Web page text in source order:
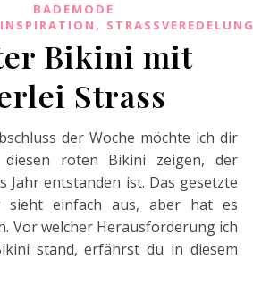
BADEMODE
, STRASSVEREDELUNG
Bikini mit
Strass
der Woche möchte ich dir
diesen roten Bikini zeigen, der
Jahr entstanden ist. Das gesetzte
sieht einfach aus, aber hat es
Vor welcher Herausforderung ich
stand, erfährst du in diesem